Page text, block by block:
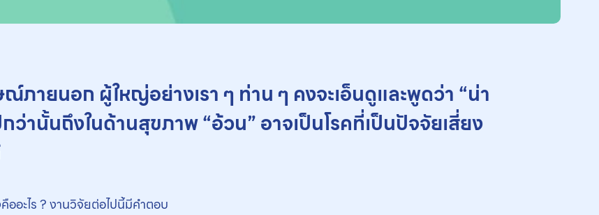
ภายนอก ผู้ใหญ่อย่างเรา ๆ ท่าน ๆ คงจะเอ็นดูและพูดว่า “น่า
ว่านั้นถึงในด้านสุขภาพ “อ้วน” อาจเป็นโรคที่เป็นปัจจัยเสี่ยง
อะไร ? งานวิจัยต่อไปนี้มีคำตอบ